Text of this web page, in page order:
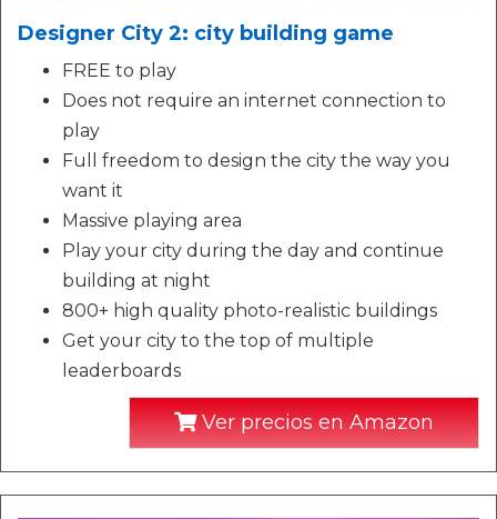
Designer City 2: city building game
FREE to play
Does not require an internet connection to
play
Full freedom to design the city the way you
want it
Massive playing area
Play your city during the day and continue
building at night
800+ high quality photo-realistic buildings
Get your city to the top of multiple
leaderboards
Ver precios en Amazon